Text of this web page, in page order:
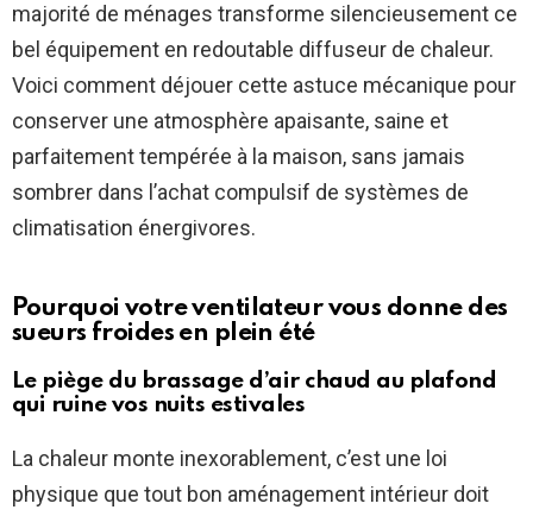
majorité de ménages transforme silencieusement ce
bel équipement en redoutable diffuseur de chaleur.
Voici comment déjouer cette astuce mécanique pour
conserver une atmosphère apaisante, saine et
parfaitement tempérée à la maison, sans jamais
sombrer dans l’achat compulsif de systèmes de
climatisation énergivores.
Pourquoi votre ventilateur vous donne des
sueurs froides en plein été
Le piège du brassage d’air chaud au plafond
qui ruine vos nuits estivales
La chaleur monte inexorablement, c’est une loi
physique que tout bon aménagement intérieur doit